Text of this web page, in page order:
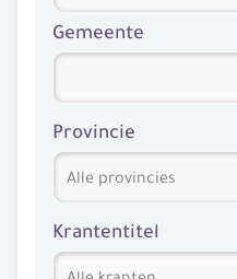
Gemeente
Provincie
Krantentitel